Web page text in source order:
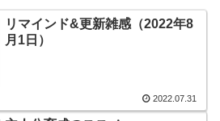
リマインド&更新雑感（2022年8
月1日）
2022.07.31